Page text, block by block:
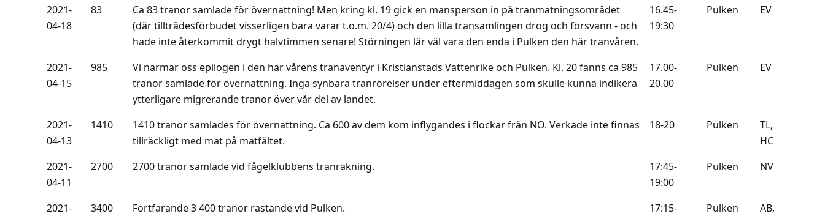
2021-
04-18
83
Ca 83 tranor samlade för övernattning! Men kring kl. 19 gick en mansperson in på tranmatningsområdet
(där tillträdesförbudet visserligen bara varar t.o.m. 20/4) och den lilla transamlingen drog och försvann - och
hade inte återkommit drygt halvtimmen senare! Störningen lär väl vara den enda i Pulken den här tranvåren.
16.45-
19:30
Pulken EV
2021-
04-15
985
Vi närmar oss epilogen i den här vårens tranäventyr i Kristianstads Vattenrike och Pulken. Kl. 20 fanns ca 985
tranor samlade för övernattning. Inga synbara tranrörelser under eftermiddagen som skulle kunna indikera
ytterligare migrerande tranor över vår del av landet.
17.00-
20.00
Pulken EV
2021-
04-13
1410
1410 tranor samlades för övernattning. Ca 600 av dem kom inflygandes i flockar från NO. Verkade inte finnas
tillräckligt med mat på matfältet.
18-20 Pulken
TL,
HC
2021-
04-11
2700 2700 tranor samlade vid fågelklubbens tranräkning.
17:45-
19:00
Pulken NV
2021-
3400 Fortfarande 3 400 tranor rastande vid Pulken.
17:15-
Pulken
AB,